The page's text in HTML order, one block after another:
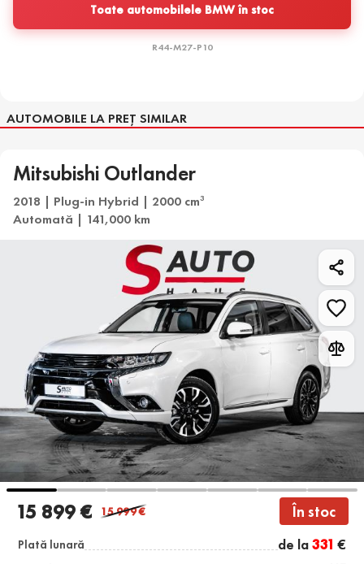
Toate automobilele BMW în stoc
R44-M27-P10
AUTOMOBILE LA PREȚ SIMILAR
Mitsubishi Outlander
2018 | Plug-in Hybrid | 2000 cm3
Automată | 141,000 km
15 899 € 15 999€ În stoc
Plată lunară de la331 €